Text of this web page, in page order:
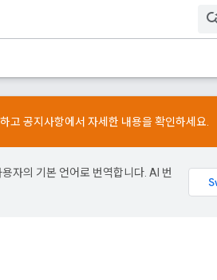
고 공지사항에서 자세한 내용을 확인하세요.
자의 기본 언어로 번역합니다. AI 번